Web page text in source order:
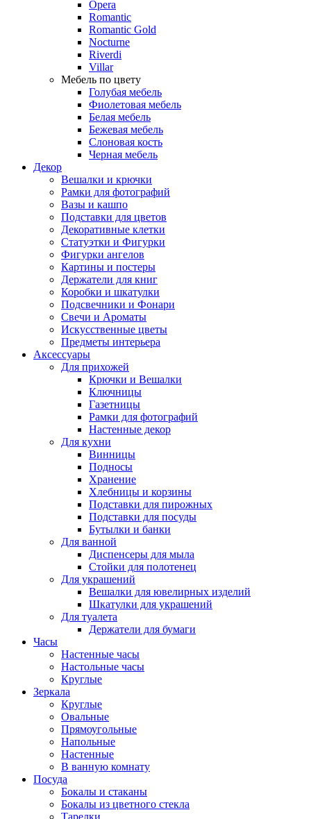
Opera
Romantic
Romantic Gold
Nocturne
Riverdi
Villar
Мебель по цвету
Голубая мебель
Фиолетовая мебель
Белая мебель
Бежевая мебель
Слоновая кость
Черная мебель
Декор
Вешалки и крючки
Рамки для фотографий
Вазы и кашпо
Подставки для цветов
Декоративные клетки
Статуэтки и Фигурки
Фигурки ангелов
Картины и постеры
Держатели для книг
Коробки и шкатулки
Подсвечники и Фонари
Свечи и Ароматы
Искусственные цветы
Предметы интерьера
Аксессуары
Для прихожей
Крючки и Вешалки
Ключницы
Газетницы
Рамки для фотографий
Настенные декор
Для кухни
Винницы
Подносы
Хранение
Хлебницы и корзины
Подставки для пирожных
Подставки для посуды
Бутылки и банки
Для ванной
Диспенсеры для мыла
Стойки для полотенец
Для украшений
Вешалки для ювелирных изделий
Шкатулки для украшений
Для туалета
Держатели для бумаги
Часы
Настенные часы
Настольные часы
Круглые
Зеркала
Круглые
Овальные
Прямоугольные
Напольные
Настенные
В ванную комнату
Посуда
Бокалы и стаканы
Бокалы из цветного стекла
Тарелки